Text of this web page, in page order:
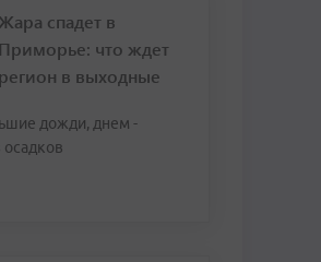
Жара спадет в
Приморье: что ждет
регион в выходные
дожди, днем -
осадков